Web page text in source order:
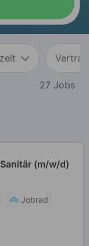
27 Jobs
(m/w/d)
Jobrad